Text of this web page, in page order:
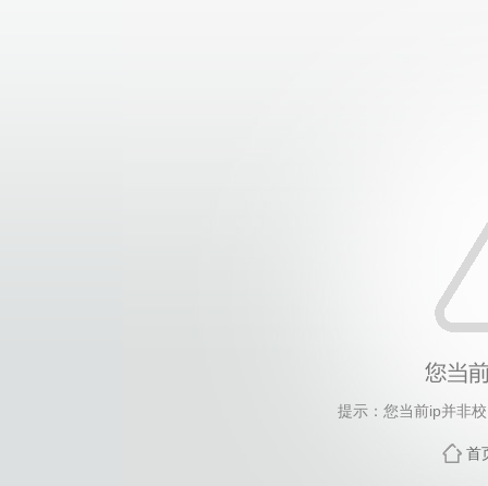
提示：您当前ip并非
首